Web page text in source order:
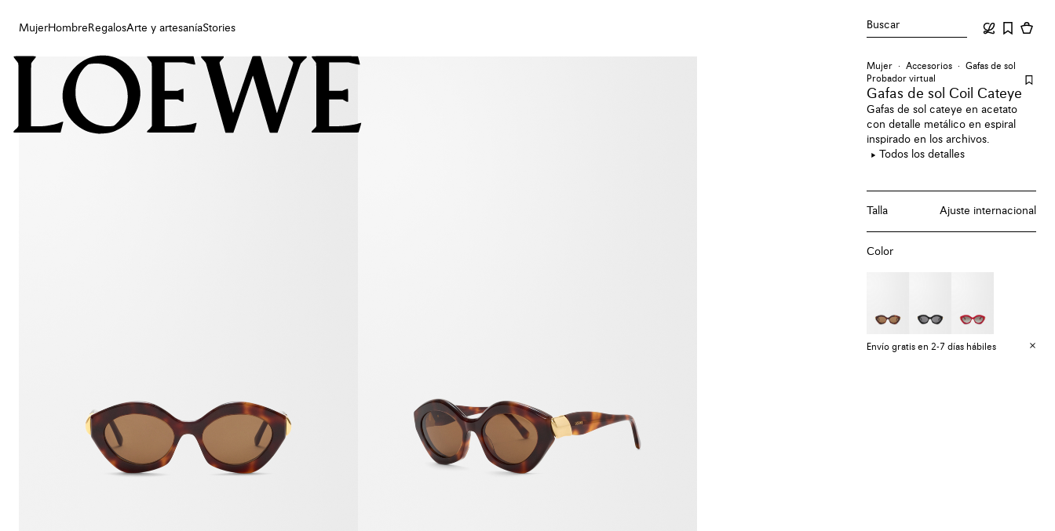
MujerHombre RegalosArte y artesaníaStories Buscar
Mujer
Arte y artesanía
Mujer Accesorios
Gafas de sol
Probador virtual
Gafas de sol Coil Cateye
Gafas de sol cateye en acetato
con detalle metálico en espiral
inspirado en los archivos.
Todos los detalles
Talla Ajuste internacional
Color
Envío gratis en 2-7 días hábiles